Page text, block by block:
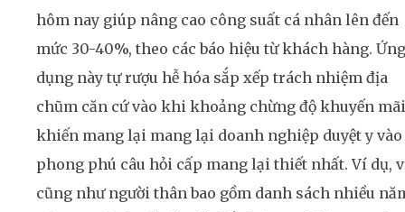
hôm nay giúp nâng cao công suất cá nhân lên đến
mức 30-40%, theo các báo hiệu từ khách hàng. Ứng
dụng này tự rượu hễ hóa sắp xếp trách nhiệm địa
chũm căn cứ vào khi khoảng chừng độ khuyến
khiến mang lại mang lại doanh nghiệp duyệt y vào
phong phú câu hỏi cấp mang lại thiết nhất. Ví dụ,
cũng như người thân bao gồm danh sách nhiều